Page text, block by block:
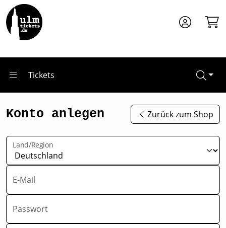
Zum Hauptinhalt springen
Tickets
Konto anlegen Zurück zum Shop
Land/Region
E-Mail
Passwort